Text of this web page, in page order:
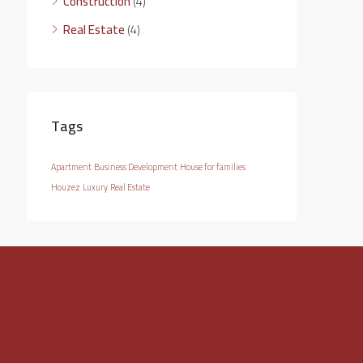
Real Estate(4)
Tags
Apartment Business Development House for families
Houzez Luxury Real Estate